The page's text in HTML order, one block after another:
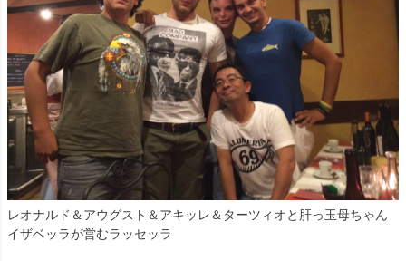
レオナルド＆アウグスト＆アキッレ＆ターツィオと肝っ玉母ちゃん
イザベッラが営むラッセッラ